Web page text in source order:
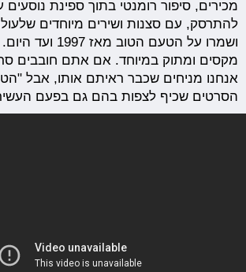
מכירים, סיפור רומנטי בתוך ספינת
להתרסק, עם סצנות ושירים מיוחדים
ושמרו על הטעם
מקסים ומתוק במיוחד. אם אתם חובבים
אנחנו מניחים שכבר ראיתם אותו, אבל
הסרטים שכיף לצפות בהם גם בפעם